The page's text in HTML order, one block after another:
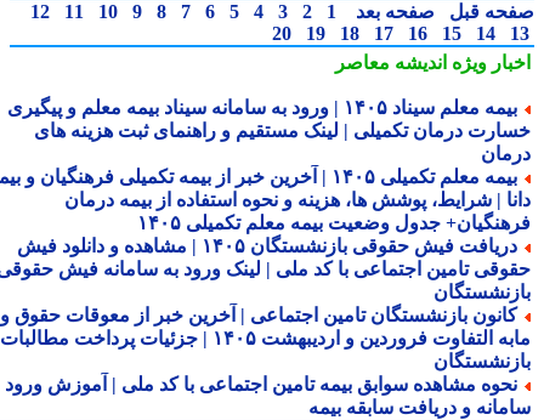
قبل صفحه بعد 1
2
3
4
5
6
7
8
9
10
11
12
14
15
16
17
18
19
20
ویژهاندیشه معاصر
بیمه معلم سیناد ۱۴۰۵ | ورود به سامانه سیناد بیمه معلم و پیگیری
درمان تکمیلی | لینک مستقیم و راهنمای ثبت هزینه های
بیمه معلم تکمیلی ۱۴۰۵ | آخرین خبر از بیمه تکمیلی فرهنگیان و بیمه
| شرایط، پوشش ها، هزینه و نحوه استفاده از بیمه درمان
جدول وضعیت بیمه معلم تکمیلی ۱۴۰۵
دریافت فیش حقوقی بازنشستگان ۱۴۰۵ | مشاهده و دانلود فیش
تامین اجتماعی با کد ملی | لینک ورود به سامانه فیش حقوقی
بازنشستگان تامین اجتماعی | آخرین خبر از معوقات حقوق و
مابه التفاوت فروردین و اردیبهشت ۱۴۰۵ | جزئیات پرداخت مطالبات
مشاهده سوابق بیمه تامین اجتماعی با کد ملی | آموزش ورود به
و دریافت سابقه بیمه